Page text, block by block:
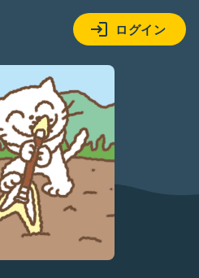
ログイン